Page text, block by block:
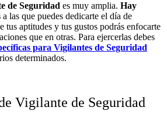
de Seguridad es muy amplia. Hay
a las que puedes dedicarte el día de
tus aptitudes y tus gustos podrás enfocarte
que en otras. Para ejercerlas debes
para Vigilantes de Seguridad
determinados.
Vigilante de Seguridad